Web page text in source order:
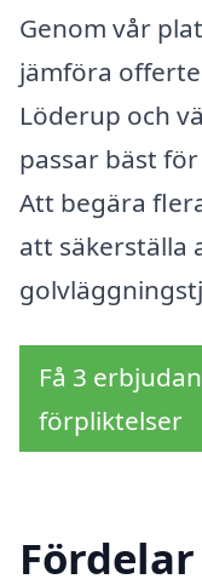
Genom vår
jämföra
Löderup och
passar bäst
Att begära
att säkerställa
Få 3
förpliktelser